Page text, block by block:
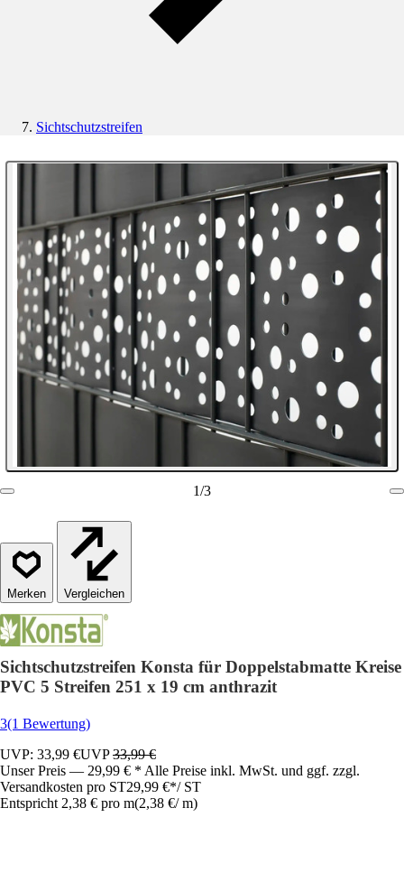
Sichtschutzstreifen
1/3
Vergleichen
Sichtschutzstreifen Konsta für Doppelstabmatte Kreise
PVC 5 Streifen 251 x 19 cm anthrazit
3(1 Bewertung)
UVP: 33,99 €UVP33,99 €
Unser Preis — 29,99 € * Alle Preise inkl. MwSt. und ggf. zzgl.
Versandkosten pro ST29,99 €*/ ST
Entspricht 2,38 € pro m(2,38 €/ m)